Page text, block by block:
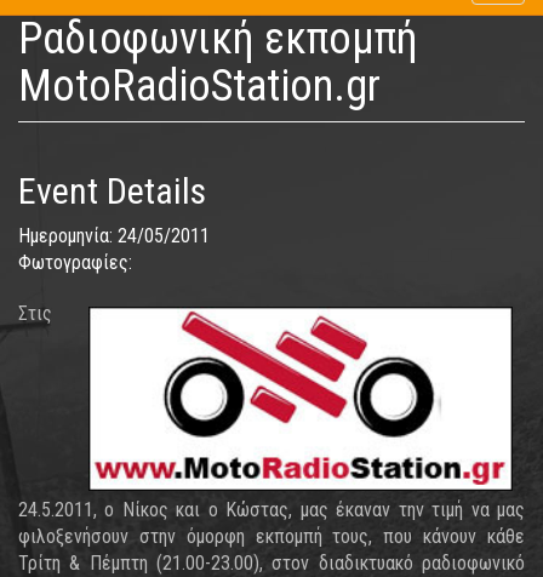
Ραδιοφωνική εκπομπή
MotoRadioStation.gr
Event Details
Ημερομηνία: 24/05/2011
Φωτογραφίες:
Στις
24.5.2011, ο Νίκος και ο Κώστας, μας έκαναν την τιμή να μας
φιλοξενήσουν στην όμορφη εκπομπή τους, που κάνουν κάθε
Τρίτη & Πέμπτη (21.00-23.00), στον διαδικτυακό ραδιοφωνικό